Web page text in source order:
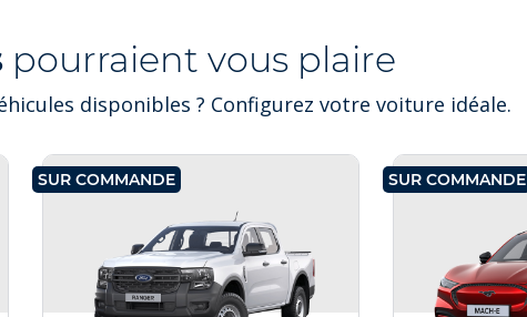
pourraient vous plaire
disponibles ? Configurez votre voiture idéale.
SUR COMMANDE SUR COMMANDE